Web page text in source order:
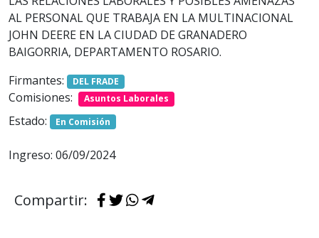
AL PERSONAL QUE TRABAJA EN LA MULTINACIONAL
JOHN DEERE EN LA CIUDAD DE GRANADERO
BAIGORRIA, DEPARTAMENTO ROSARIO.
Firmantes:
DEL FRADE
Comisiones: Asuntos Laborales
Estado: En Comisión
Ingreso: 06/09/2024
Compartir: